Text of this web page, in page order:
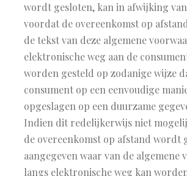
wordt gesloten, kan in afwijking
voordat de overeenkomst op
de tekst van deze algemene
elektronische weg aan de
worden gesteld op zodanige wijze
consument op een eenvoudige
opgeslagen op een duurzame
Indien dit redelijkerwijs niet
de overeenkomst op afstand wordt
aangegeven waar van de algemene
langs elektronische weg kan